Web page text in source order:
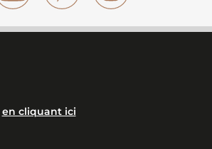
en cliquant ici